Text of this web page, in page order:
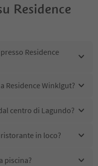
Residence
Residence
Residence Winklgut?
centro di Lagundo?
in loco?
piscina?